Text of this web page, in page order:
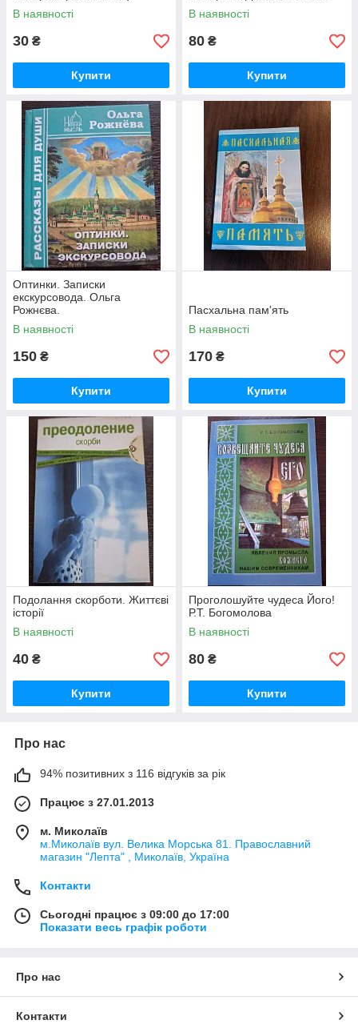
В наявності
30 ₴
Купити
В наявності
80 ₴
Купити
Оптинки. Записки
екскурсовода. Ольга
Рожнєва.
В наявності
150 ₴
Купити
Пасхальна пам'ять
В наявності
170 ₴
Купити
Подолання скорботи. Життєві
історії
В наявності
40 ₴
Купити
Проголошуйте чудеса Його!
Р.Т. Богомолова
В наявності
80 ₴
Купити
Про нас
94% позитивних з 116 відгуків за рік
Працює з 27.01.2013
м. Миколаїв
м.Миколаїв вул. Велика Морська 81. Православний
магазин "Лепта" , Миколаїв, Україна
Контакти
Сьогодні працює з 09:00 до 17:00
Показати весь графік роботи
Про нас
Контакти